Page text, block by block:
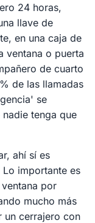
24 horas,
llave de
en una caja de
ventana o puerta
de cuarto
de las llamadas
se
tenga que
ahí sí es
importante es
por
mucho más
un cerrajero con